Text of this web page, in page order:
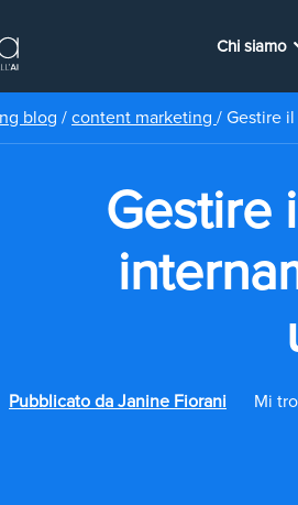
Chi siamo
blog / content marketing / Gestire
Gestire
Pubblicato da Janine Fiorani Mi